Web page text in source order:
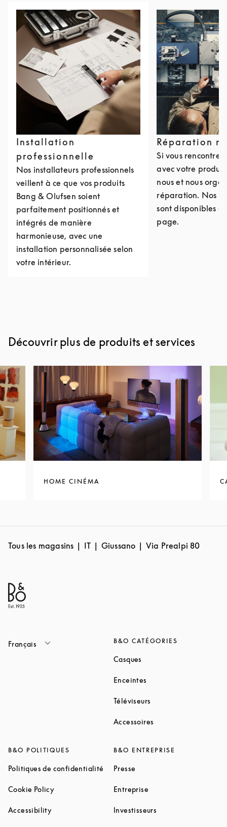
Installation
professionnelle
Nos installateurs professionnels
veillent à ce que vos produits
Bang & Olufsen soient
parfaitement positionnés et
intégrés de manière
harmonieuse, avec une
installation personnalisée selon
votre intérieur.
Réparation
Si vous
avec votre
nous et nous
réparation. Nos
sont disponibles
page.
Découvrir plus de produits et services
HOME CINÉMA
Tous les magasins IT Giussano Via Prealpi 80
Français B&O CATÉGORIES
Casques
Enceintes
Téléviseurs
Accessoires
B&O POLITIQUES
Politiques de confidentialité Link Opens in New Tab
Cookie PolicyLink Opens in New Tab
AccessibilityLink Opens in New Tab
B&O ENTREPRISE
Presse
Entreprise
Investisseurs